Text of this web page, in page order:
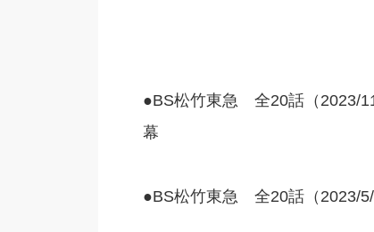
●BS松竹東急 全20話（2023/
幕
●BS松竹東急 全20話（2023/